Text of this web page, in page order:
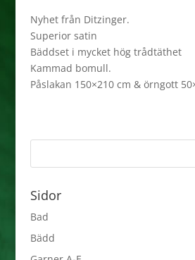
Nyhet från Ditzinger.
Superior satin
Bäddset i mycket hög trådtäthet
Kammad bomull.
Påslakan 150×210 cm & örngott
Sidor
Bad
Bädd